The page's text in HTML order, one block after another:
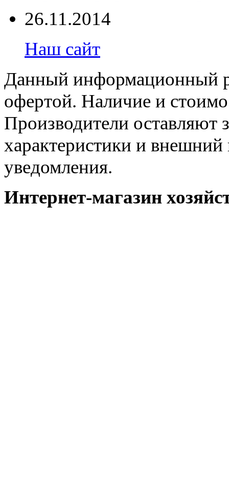
26.11.2014
Наш сайт
Данный информационный
офертой. Наличие и
Производители оставляют
характеристики и внешний
уведомления.
Интернет-магазин